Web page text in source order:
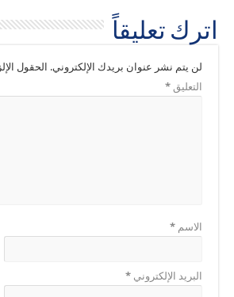
اترك تعليقاً
لن يتم نشر عنوان بريدك الإلكتروني. الحقول
التعليق*
الاسم*
البريد الإلكتروني*